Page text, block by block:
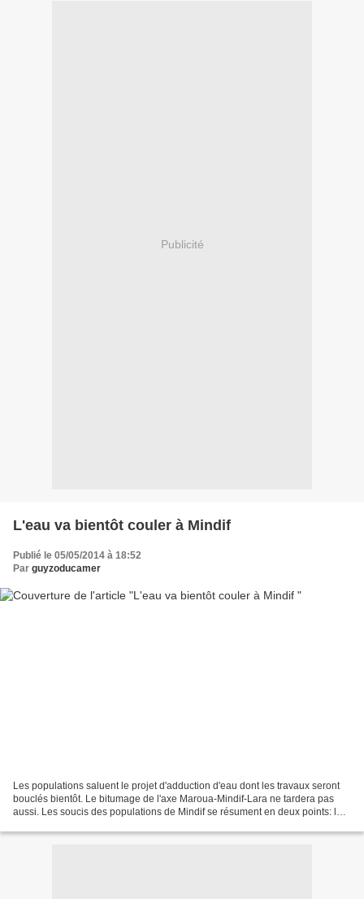
Publicité
L'eau va bientôt couler à Mindif
Publié le 05/05/2014 à 18:52
Par guyzoducamer
Les populations saluent le projet d'adduction d'eau dont les travaux seront
bouclés bientôt. Le bitumage de l'axe Maroua-Mindif-Lara ne tardera pas
aussi. Les soucis des populations de Mindif se résument en deux points: le